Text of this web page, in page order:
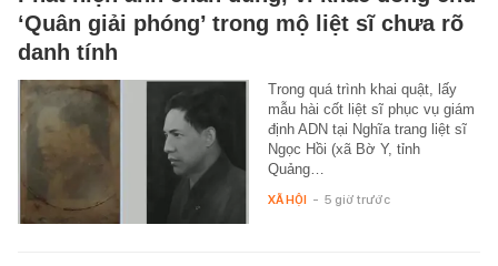
‘Quân giải phóng’ trong mộ liệt sĩ chưa rõ
danh tính
Trong quá trình khai quật, lấy
mẫu hài cốt liệt sĩ phục vụ giám
định ADN tại Nghĩa trang liệt sĩ
Ngọc Hồi (xã Bờ Y, tỉnh
Quảng…
XÃ HỘI - 5 giờ trước